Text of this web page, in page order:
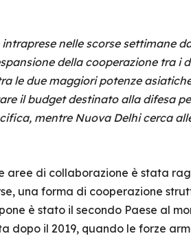
nelle scorse settimane
della cooperazione tra
le due maggiori potenze
il budget destinato alla difesa
mentre Nuova Delhi cerca
aree di collaborazione è stata
una forma di cooperazione
è stato il secondo Paese al
dopo il 2019, quando le forze